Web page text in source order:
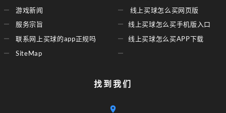
游戏新闻
服务宗旨
联系网上买球的app正规吗
SiteMap
线上买球怎么买网页版
线上买球怎么买手机版入口
线上买球怎么买APP下载
找到我们